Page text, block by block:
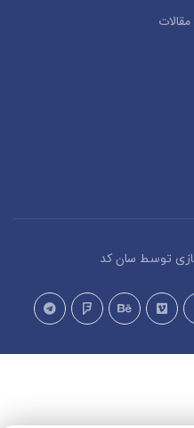
مقالات
سان کد